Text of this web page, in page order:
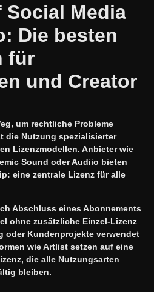
Social Media
Die besten
für
und Creator
um rechtliche Probleme
die Nutzung spezialisierter
Lizenzmodellen. Anbieter wie
Sound oder Audiio bieten
eine zentrale Lizenz für alle
Abschluss eines Abonnements
ohne zusätzliche Einzel-Lizenz
oder Kundenprojekte verwendet
wie Artlist setzen auf eine
die alle Nutzungsarten
bleiben.